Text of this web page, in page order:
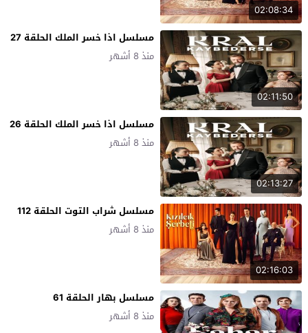
02:08:34
02:11:50
مسلسل اذا خسر الملك الحلقة 27
منذ 8 أشهر
02:13:27
مسلسل اذا خسر الملك الحلقة 26
منذ 8 أشهر
02:16:03
مسلسل شراب التوت الحلقة 112
منذ 8 أشهر
مسلسل بهار الحلقة 61
منذ 8 أشهر